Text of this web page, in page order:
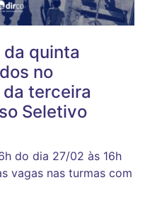
quinta
no
terceira
Seletivo
do dia 27/02 às 16h
vagas nas turmas com